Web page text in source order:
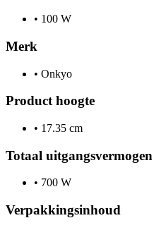
• 100 W
Merk
• Onkyo
Product hoogte
• 17.35 cm
Totaal uitgangsvermogen
• 700 W
Verpakkingsinhoud